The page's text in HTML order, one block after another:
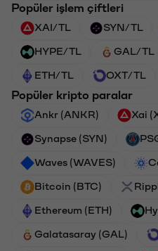
Popüler işlem çiftleri
XAI/TL SYN/TL
HYPE/TL GAL/TL
ETH/TL OXT/TL
Popüler kripto paralar
Ankr (ANKR) Xai
Synapse (SYN)
Waves (WAVES)
Bitcoin (BTC)
Ethereum (ETH)
Galatasaray (GAL)